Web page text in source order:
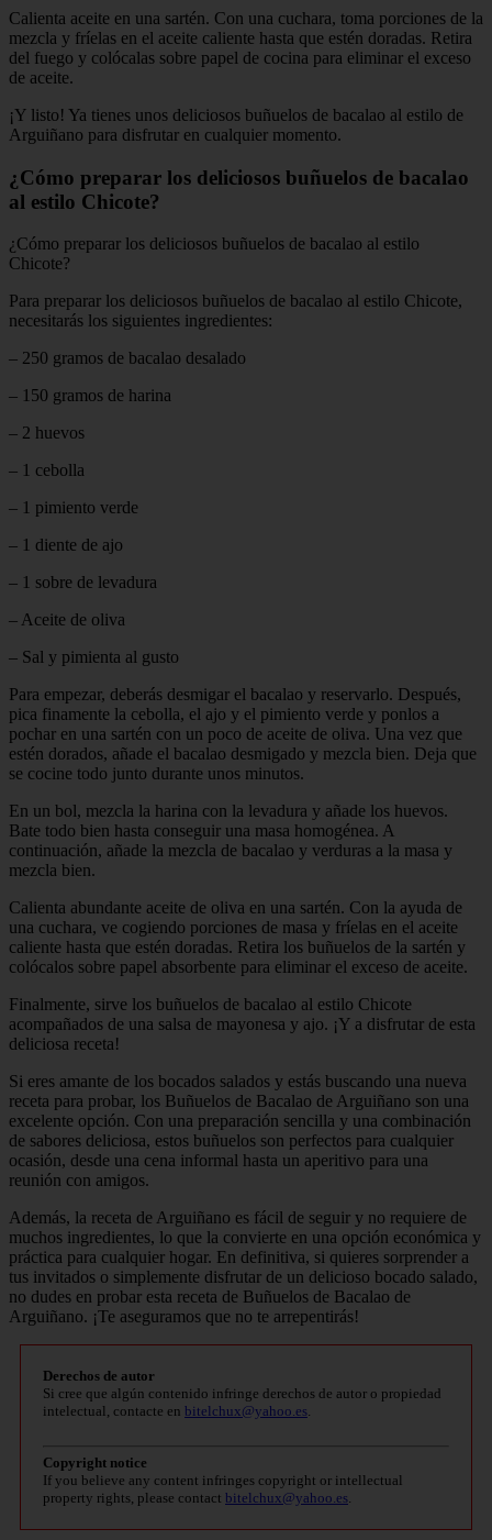
Calienta aceite en una sartén. Con una cuchara, toma porciones de la
mezcla y fríelas en el aceite caliente hasta que estén doradas. Retira
del fuego y colócalas sobre papel de cocina para eliminar el exceso
de aceite.
¡Y listo! Ya tienes unos deliciosos buñuelos de bacalao al estilo de
Arguiñano para disfrutar en cualquier momento.
¿Cómo preparar los deliciosos buñuelos de bacalao
al estilo Chicote?
¿Cómo preparar los deliciosos buñuelos de bacalao al estilo
Chicote?
Para preparar los deliciosos buñuelos de bacalao al estilo Chicote,
necesitarás los siguientes ingredientes:
– 250 gramos de bacalao desalado
– 150 gramos de harina
– 2 huevos
– 1 cebolla
– 1 pimiento verde
– 1 diente de ajo
– 1 sobre de levadura
– Aceite de oliva
– Sal y pimienta al gusto
Para empezar, deberás desmigar el bacalao y reservarlo. Después,
pica finamente la cebolla, el ajo y el pimiento verde y ponlos a
pochar en una sartén con un poco de aceite de oliva. Una vez que
estén dorados, añade el bacalao desmigado y mezcla bien. Deja que
se cocine todo junto durante unos minutos.
En un bol, mezcla la harina con la levadura y añade los huevos.
Bate todo bien hasta conseguir una masa homogénea. A
continuación, añade la mezcla de bacalao y verduras a la masa y
mezcla bien.
Calienta abundante aceite de oliva en una sartén. Con la ayuda de
una cuchara, ve cogiendo porciones de masa y fríelas en el aceite
caliente hasta que estén doradas. Retira los buñuelos de la sartén y
colócalos sobre papel absorbente para eliminar el exceso de aceite.
Finalmente, sirve los buñuelos de bacalao al estilo Chicote
acompañados de una salsa de mayonesa y ajo. ¡Y a disfrutar de esta
deliciosa receta!
Si eres amante de los bocados salados y estás buscando una nueva
receta para probar, los Buñuelos de Bacalao de Arguiñano son una
excelente opción. Con una preparación sencilla y una combinación
de sabores deliciosa, estos buñuelos son perfectos para cualquier
ocasión, desde una cena informal hasta un aperitivo para una
reunión con amigos.
Además, la receta de Arguiñano es fácil de seguir y no requiere de
muchos ingredientes, lo que la convierte en una opción económica y
práctica para cualquier hogar. En definitiva, si quieres sorprender a
tus invitados o simplemente disfrutar de un delicioso bocado salado,
no dudes en probar esta receta de Buñuelos de Bacalao de
Arguiñano. ¡Te aseguramos que no te arrepentirás!
Derechos de autor
Si cree que algún contenido infringe derechos de autor o propiedad
intelectual, contacte en bitelchux@yahoo.es.
Copyright notice
If you believe any content infringes copyright or intellectual
property rights, please contact bitelchux@yahoo.es.